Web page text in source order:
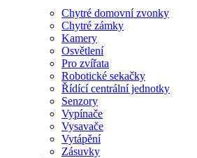
Chytré domovní zvonky
Chytré zámky
Kamery
Osvětlení
Pro zvířata
Robotické sekačky
Řídící centrální jednotky
Senzory
Vypínače
Vysavače
Vytápění
Zásuvky